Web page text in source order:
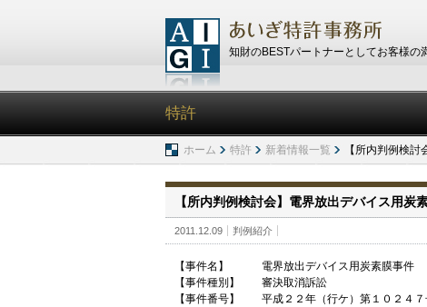
知財のBESTパートナーとしてお客様の
特許
ホーム 特許 新着情報一覧 【所内判例検
【所内判例検討会】電界放出デバイス用炭
2011.12.09 判例紹介
【事件名】 電界放出デバイス用炭素膜事件
【事件種別】 審決取消訴訟
【事件番号】 平成２２年（行ケ）第１０２４７